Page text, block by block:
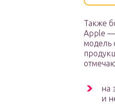
Также
Apple —
модель
на
и